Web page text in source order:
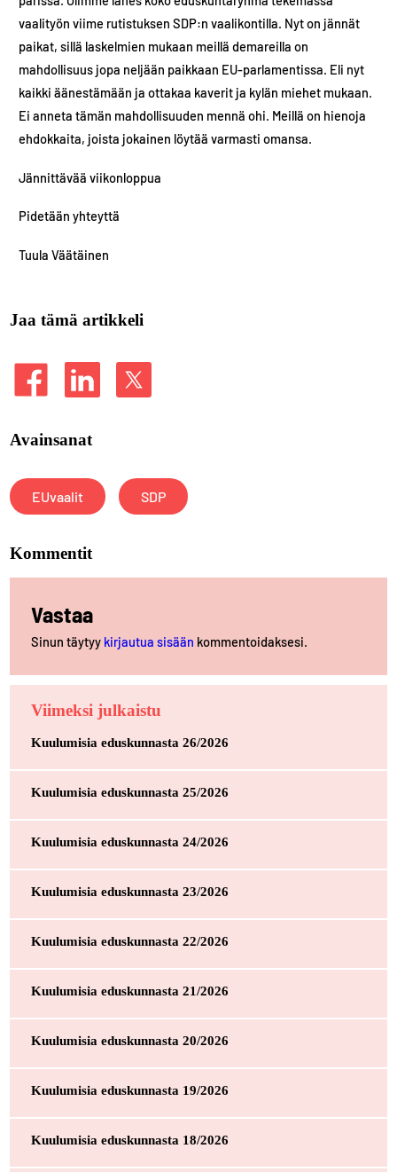
vaalityön viime rutistuksen SDP:n vaalikontilla. Nyt on jännät
paikat, sillä laskelmien mukaan meillä demareilla on
mahdollisuus jopa neljään paikkaan EU-parlamentissa. Eli nyt
kaikki äänestämään ja ottakaa kaverit ja kylän miehet mukaan.
Ei anneta tämän mahdollisuuden mennä ohi. Meillä on hienoja
ehdokkaita, joista jokainen löytää varmasti omansa.
Jännittävää viikonloppua
Pidetään yhteyttä
Tuula Väätäinen
Jaa tämä artikkeli
Avainsanat
EUvaalit SDP
Kommentit
Vastaa
Sinun täytyy kirjautua sisään kommentoidaksesi.
Viimeksi julkaistu
Kuulumisia eduskunnasta 26/2026
Kuulumisia eduskunnasta 25/2026
Kuulumisia eduskunnasta 24/2026
Kuulumisia eduskunnasta 23/2026
Kuulumisia eduskunnasta 22/2026
Kuulumisia eduskunnasta 21/2026
Kuulumisia eduskunnasta 20/2026
Kuulumisia eduskunnasta 19/2026
Kuulumisia eduskunnasta 18/2026